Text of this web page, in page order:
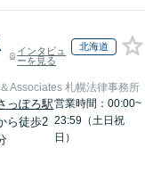
インタビュ
ーを見る
北海道
Associates 札幌法律事務所
っぽろ駅
ら徒歩2
営業時間：00:00~
23:59（土日祝
日）